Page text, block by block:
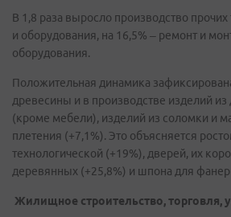
В 1,8 раза выросло производство прочих
и оборудования, на 16,5% – ремонт и
оборудования.
Положительная динамика
древесины и в производстве изделий из
(кроме мебели), изделий из соломки и
плетения (+7,1%). Это объясняется
технологической (+19%), дверей, их
деревянных (+25,8%) и шпона для
Жилищное строительство, торговля,